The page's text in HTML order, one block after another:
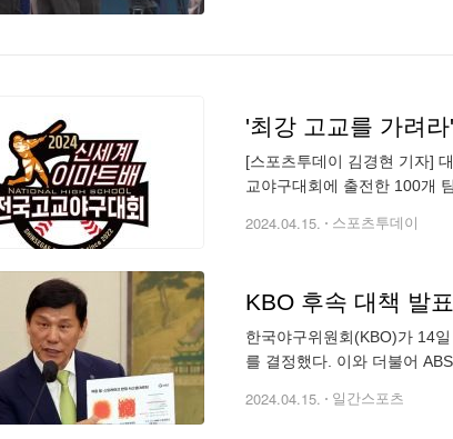
'최강 고교를 가려
[스포츠투데이 김경현 기자]
교야구대회에 출전한 100개
2024.04.15. 스포츠투데이
KBO 후속 대책 발
한국야구위원회(KBO)가 14
를 결정했다. 이와 더불어
2024.04.15. 일간스포츠